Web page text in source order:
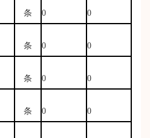
条 0 0
条 0 0
条 0 0
条 0 0